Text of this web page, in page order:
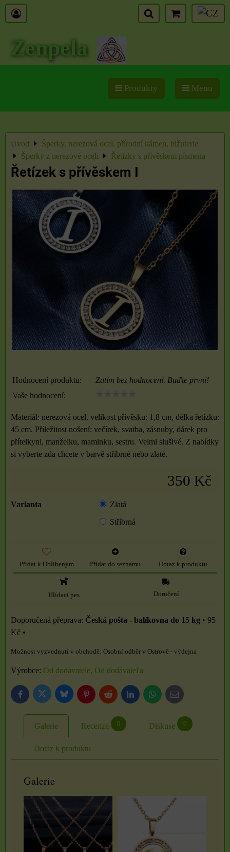
Zenpela
Produkty Menu
Úvod
Šperky, nerezová ocel, přírodní kámen, bižuterie
Šperky z nerezové oceli
Řetízky s přívěskem písmena
Řetízek s přívěskem I
Hodnocení produktu:
Zatím bez hodnocení. Buďte první!
Vaše hodnocení:
Materiál: nerezová ocel, velikost přívěsku: 1,8 cm, délka řetízku:
45 cm. Příležitost nošení: večírek, svatba, zásnuby, dárek pro
přítelkyni, manželku, maminku, sestru. Velmi slušivé. Z nabídky
si vyberte zda chcete v barvě stříbrné nebo zlaté.
350 Kč
Varianta
Zlatá
Stříbrná
Přidat k Oblíbeným Přidat do seznamu Dotaz k produktu
Hlídací pes Doručení
Česká pošta - balíkovna do 15 kg • 95
Kč •
Osobní odběr v Ostrově - výdejna
Výrobce: Od dodavatele, Od dodávateľa
FacebookTwitter BlueskyPinterestReddit LinkedInWhatsApp
E-
mail
Galerie Recenze 0 Diskuse 0
Dotaz k produktu
Galerie